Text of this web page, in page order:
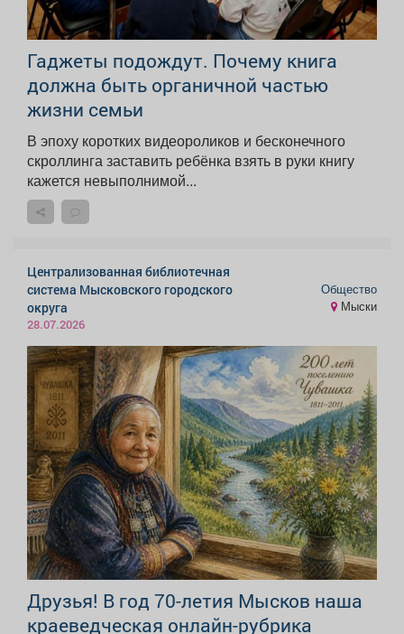
Гаджеты подождут. Почему книга
должна быть органичной частью
жизни семьи
В эпоху коротких видеороликов и бесконечного
скроллинга заставить ребёнка взять в руки книгу
кажется невыполнимой...
Централизованная библиотечная
система Мысковского городского
округа
28.07.2026
Общество
Мыски
Друзья! В год 70-летия Мысков наша
краеведческая онлайн-рубрика